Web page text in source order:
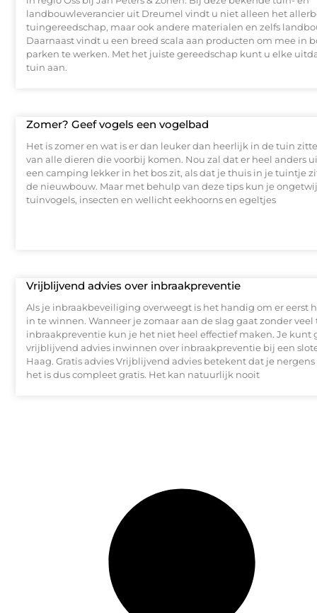
landbouwleverancier uit Dreumel vindt u niet alleen het
tuingereedschap, maar ook andere materialen en zelfs
Daarnaast vindt u een breed scala aan producten om mee in
parken te werken. Met het juiste gereedschap kunt u elke
tuin aan.
Zomer? Geef vogels een vogelbad
Het is zomer en wat is er dan leuker dan heerlijk in de tuin
van alle dieren die voorbij komen. Nou zal dat er heel anders
een camping lekker in het bos zit, als dat je thuis in je tuintje
de nieuwbouw. Maar met behulp van deze tips kun je
tuinvogels, insecten en wellicht eekhoorns en egeltjes
Vrijblijvend advies over inbraakpreventie
Als je inbraakbeveiliging overweegt is het handig om er eerst
in te winnen. Wanneer je zomaar aan de slag gaat zonder veel
inbraakpreventie kun je het niet heel effectief maken. Je kunt
vrijblijvend advies inwinnen over inbraakpreventie bij een
Haag. Gratis advies Vrijblijvend advies betekent dat je nergens
het is dus compleet gratis. Het kan natuurlijk nooit